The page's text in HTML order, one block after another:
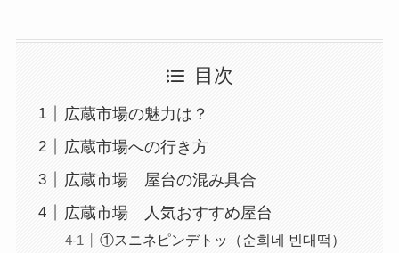
目次
広蔵市場の魅力は？
広蔵市場への行き方
広蔵市場 屋台の混み具合
広蔵市場 人気おすすめ屋台
①スニネピンデトッ（순희네 빈대떡）